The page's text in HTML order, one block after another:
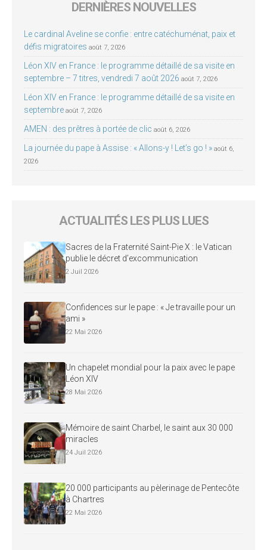
DERNIÈRES NOUVELLES
Le cardinal Aveline se confie : entre catéchuménat, paix et
défis migratoires août 7, 2026
Léon XIV en France : le programme détaillé de sa visite en
septembre – 7 titres, vendredi 7 août 2026 août 7, 2026
Léon XIV en France : le programme détaillé de sa visite en
septembre août 7, 2026
AMEN : des prêtres à portée de clic août 6, 2026
La journée du pape à Assise : « Allons-y ! Let’s go ! » août 6,
2026
ACTUALITÉS LES PLUS LUES
Sacres de la Fraternité Saint-Pie X : le Vatican
publie le décret d’excommunication
2 Juil 2026
Confidences sur le pape : « Je travaille pour un
ami »
22 Mai 2026
Un chapelet mondial pour la paix avec le pape
Léon XIV
28 Mai 2026
Mémoire de saint Charbel, le saint aux 30 000
miracles
24 Juil 2026
20 000 participants au pèlerinage de Pentecôte
à Chartres
22 Mai 2026